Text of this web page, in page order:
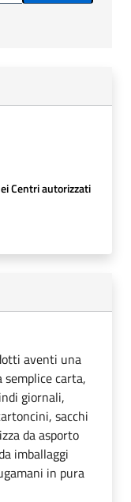
Centri autorizzati
aventi una
carta,
giornali,
sacchi
da asporto
imballaggi
in pura